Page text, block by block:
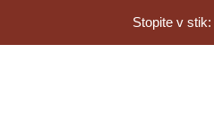
Stopite v stik: